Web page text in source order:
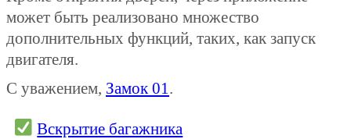
может быть реализовано множество
дополнительных функций, таких, как запуск
двигателя.
С уважением, Замок 01 .
Вскрытие багажника